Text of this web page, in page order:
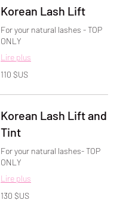
Korean Lash Lift
For your natural lashes - TOP
ONLY
Lire plus
110
dollars
110 $US
Korean Lash Lift and
Tint
For your natural lashes- TOP
ONLY
Lire plus
130
dollars
130 $US